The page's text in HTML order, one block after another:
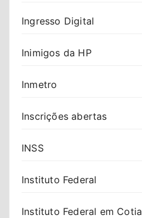
Ingresso Digital
Inimigos da HP
Inmetro
Inscrições abertas
INSS
Instituto Federal
Instituto Federal em Cotia